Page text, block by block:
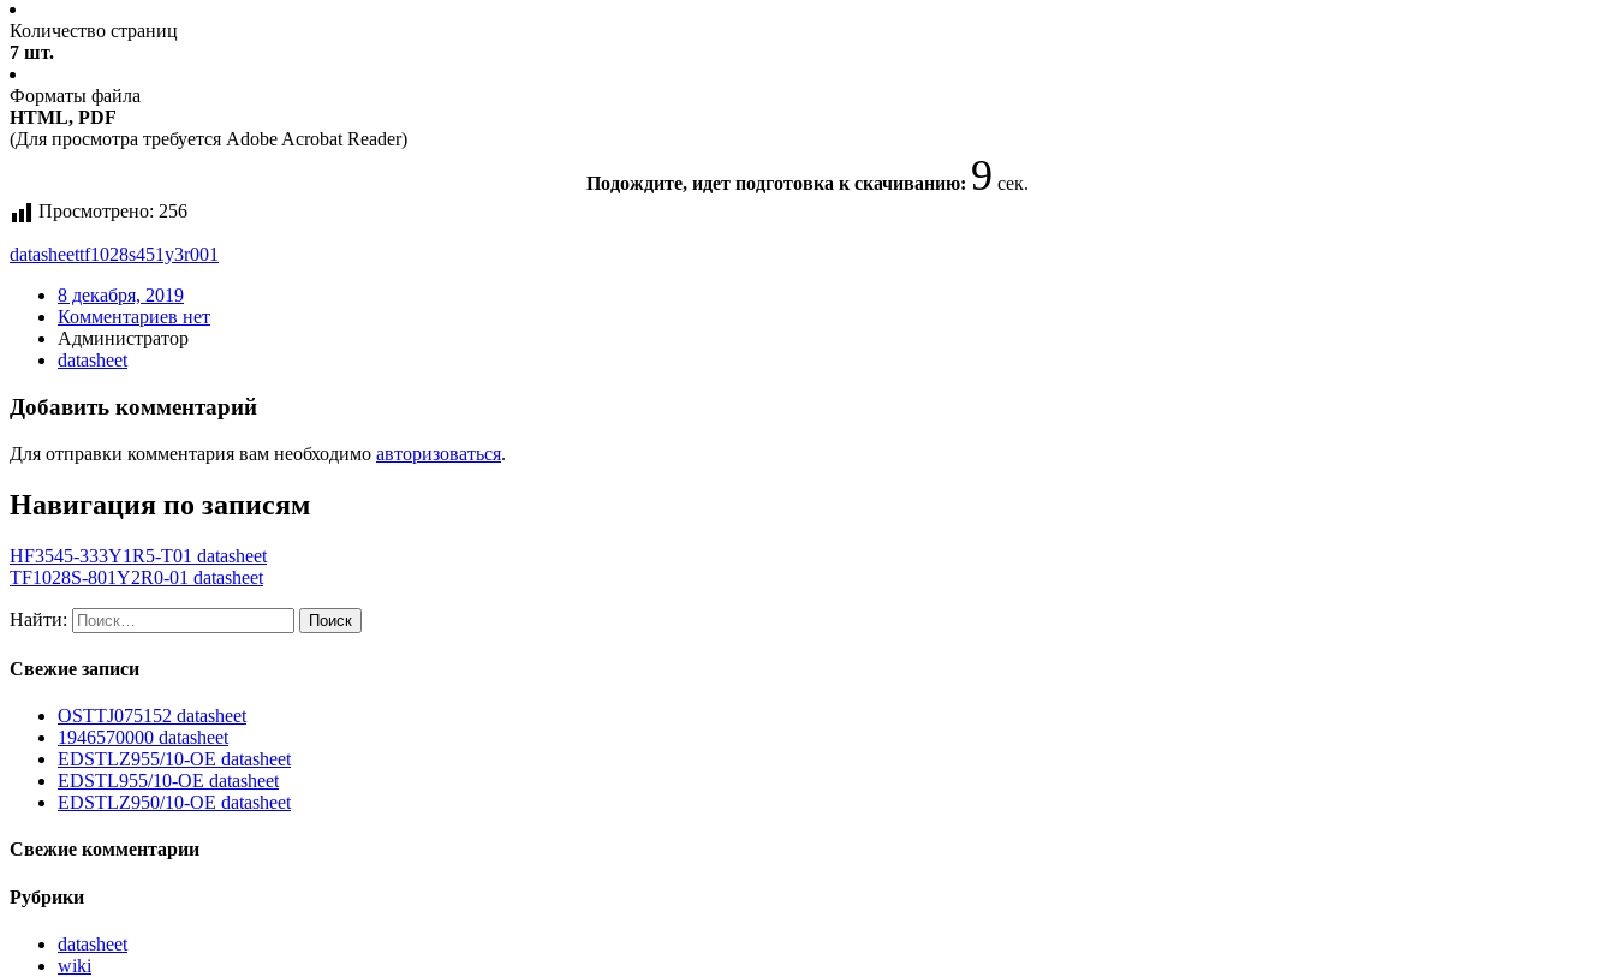
Количество страниц
7 шт.
Форматы файла
HTML, PDF
(Для просмотра требуется Adobe Acrobat Reader)
Подождите, идет подготовка к скачиванию: 9 сек.
Просмотрено: 256
datasheettf1028s451y3r001
8 декабря, 2019
Комментариев нет
Администратор
datasheet
Добавить комментарий
Для отправки комментария вам необходимо авторизоваться.
Навигация по записям
HF3545-333Y1R5-T01 datasheet
TF1028S-801Y2R0-01 datasheet
Найти:
Свежие записи
OSTTJ075152 datasheet
1946570000 datasheet
EDSTLZ955/10-OE datasheet
EDSTL955/10-OE datasheet
EDSTLZ950/10-OE datasheet
Свежие комментарии
Рубрики
datasheet
wiki